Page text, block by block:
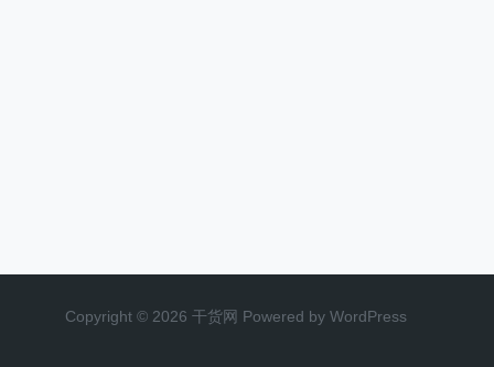
Copyright © 2026 干货网 Powered by WordPress